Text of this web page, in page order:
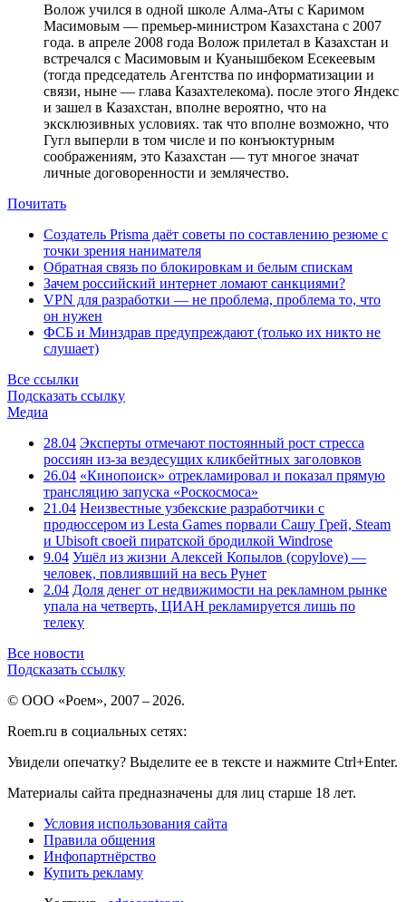
Волож учился в одной школе Алма-Аты с Каримом
Масимовым — премьер-министром Казахстана с 2007
года. в апреле 2008 года Волож прилетал в Казахстан и
встречался с Масимовым и Куанышбеком Есекеевым
(тогда председатель Агентства по информатизации и
связи, ныне — глава Казахтелекома). после этого Яндекс
и зашел в Казахстан, вполне вероятно, что на
эксклюзивных условиях. так что вполне возможно, что
Гугл выперли в том числе и по конъюктурным
соображениям, это Казахстан — тут многое значат
личные договоренности и землячество.
Почитать
Создатель Prisma даёт советы по составлению резюме с
точки зрения нанимателя
Обратная связь по блокировкам и белым спискам
Зачем российский интернет ломают санкциями?
VPN для разработки — не проблема, проблема то, что
он нужен
ФСБ и Минздрав предупреждают (только их никто не
слушает)
Все ссылки
Подсказать ссылку
Медиа
28.04 Эксперты отмечают постоянный рост стресса
россиян из-за вездесущих кликбейтных заголовков
26.04 «Кинопоиск» отрекламировал и показал прямую
трансляцию запуска «Роскосмоса»
21.04 Неизвестные узбекские разработчики с
продюссером из Lesta Games порвали Сашу Грей, Steam
и Ubisoft своей пиратской бродилкой Windrose
9.04 Ушёл из жизни Алексей Копылов (copylove) —
человек, повлиявший на весь Рунет
2.04 Доля денег от недвижимости на рекламном рынке
упала на четверть, ЦИАН рекламируется лишь по
телеку
Все новости
Подсказать ссылку
© ООО «Роем», 2007 – 2026.
Roem.ru в социальных сетях:
Увидели опечатку? Выделите ее в тексте и нажмите Ctrl+Enter.
Материалы сайта предназначены для лиц старше 18 лет.
Условия использования сайта
Правила общения
Инфопартнёрство
Купить рекламу